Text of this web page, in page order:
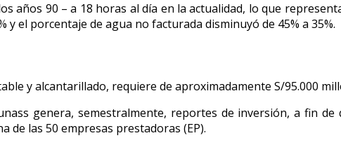
años 90 – a 18 horas al día en la actualidad, lo que
y el porcentaje de agua no facturada disminuyó de 45% a 35%.
y alcantarillado, requiere de aproximadamente S/95.000
genera, semestralmente, reportes de inversión, a fin
de las 50 empresas prestadoras (EP).